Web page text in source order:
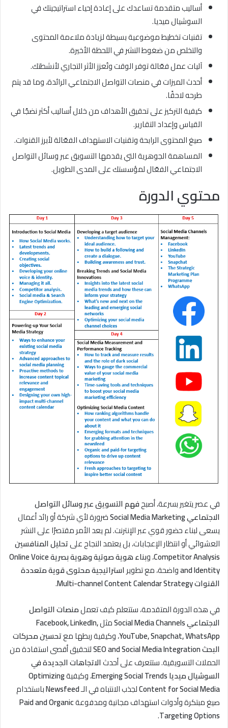
أساليب متقدمة تساعدك على إعادة إحياء استراتيجيتك في
السوشيال ميديا.
تقنيات تخطيط موضوعية بسيطة لزيادة ملاءمة المحتوى
والتخلص من ضغوط النشر في اللحظة الأخيرة.
آليات عمل فعّالة توفر الوقت وتُعزز الأثر التجاري لأنشطتك.
أحدث الميزات في منصات التواصل الاجتماعي الرائدة، وما قد يتم
طرحه لاحقًا.
كيفية التركيز على تحقيق الأهداف من خلال أساليب أكثر نضجًا في
القياس وإعداد التقارير.
صيغ المحتوى الرابحة وتقنيات الاستهداف الفعّالة لأبرز القنوات.
المساهمة الجوهرية التي يقدمها التسويق عبر وسائل التواصل
الاجتماعي الفعّال لمؤسستك على المدى الطويل.
محتوي الدورة
في عصر يتغير بسرعة، أصبحفهم التسويق عبر وسائل التواصل
الاجتماعي Social Media Marketing
ضرورة لأي شركة أو رائد أعمال
يسعى لبناء حضور قوي عبر الإنترنت. لم يعد الأمر مقتصرًا على النشر
العشوائي أو انتظار الإعجابات، بل يعتمد النجاح علىتحليل المنافسين
Competitor Analysis، و
بناء هوية صوتية وهوية بصرية Online Voice
and Identityواضحة، مع تطويراستراتيجية محتوى قوية متعددة
القنوات Multi-channel Content Calendar Strategy
.
في هذه الدورة المتقدمة، ستتعلم كيف تعملمنصات التواصل
الاجتماعي Social Media Channels
مثلFacebook, LinkedIn,
YouTube, Snapchat, WhatsApp، وكيفية ربطها معتحسين محركات
البحث SEO and Social Media Integration
لتحقيق أقصى استفادة من
الحملات التسويقية. ستتعرف على أحدثالاتجاهات الجديدة في
السوشيال ميديا Emerging Social Trends
، وكيفيةOptimizing
Content for Social Mediaلجذب الانتباه في الـNewsfeedباستخدام
صيغ مبتكرة وأدوات استهداف مجانية ومدفوعةPaid and Organic
Targeting Options
.